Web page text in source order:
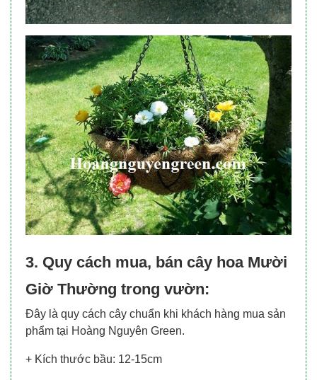
3. Quy cách mua, bán cây hoa Mười
Giờ Thường trong vườn:
Đây là quy cách cây chuẩn khi khách hàng mua sản
phẩm tại Hoàng Nguyên Green.
+ Kích thước bầu: 12-15cm